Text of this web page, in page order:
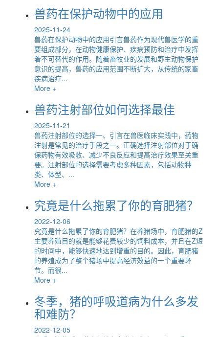
兽药在保护动物中的应用
2025-11-24
兽药在保护动物中的应用引言兽药作为现代兽医学的重
要组成部分，在动物健康保护、疾病预防和治疗中发挥
着不可替代的作用。随着畜牧业的发展和野生动物保护
意识的提高，兽药的应用范围不断扩大，从传统的家畜
疾病治疗...
More +
兽药注射部位如何选择最佳
2025-11-21
兽药注射部位的选择一、引言在兽医临床实践中，药物
注射是常见的治疗手段之一。正确选择注射部位对于确
保药物有效吸收、减少不良反应和提高治疗效果至关重
要。注射部位的选择需要考虑多种因素，包括动物种
类、体型、...
More +
究竟是什么拖累了你的育肥猪？
2022-12-06
究竟是什么拖累了你的育肥猪？在养猪场中，育肥猪的Z
主要养殖目的就是能够花费较少的饲料成本，并且在Z短
的时间中，能够快速地达到增重的目的。因此，育肥猪
的养殖成为了整个猪场中提高经济效益的一个重要环
节。而很...
More +
冬季，猪的呼吸道病为什么多发
和难防？
2022-12-05